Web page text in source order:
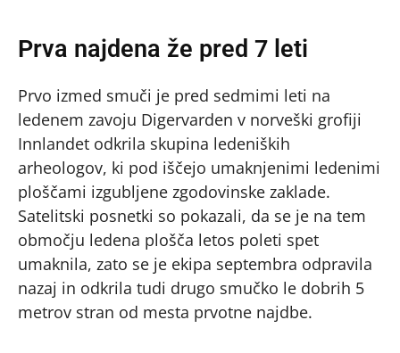
Prva najdena že pred 7 leti
Prvo izmed smuči je pred sedmimi leti na
ledenem zavoju Digervarden v norveški grofiji
Innlandet odkrila skupina ledeniških
arheologov, ki pod iščejo umaknjenimi ledenimi
ploščami izgubljene zgodovinske zaklade.
Satelitski posnetki so pokazali, da se je na tem
območju ledena plošča letos poleti spet
umaknila, zato se je ekipa septembra odpravila
nazaj in odkrila tudi drugo smučko le dobrih 5
metrov stran od mesta prvotne najdbe.